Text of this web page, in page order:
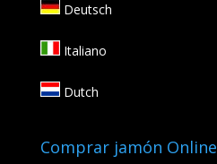
Deutsch
Italiano
Dutch
Comprar jamón Online